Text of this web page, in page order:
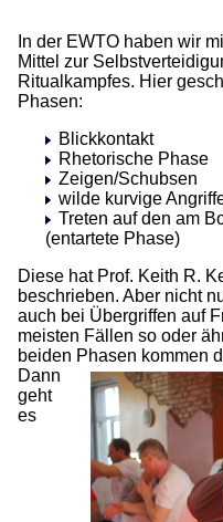
In der EWTO haben wir
Mittel zur
Ritualkampfes. Hier
Phasen:
Blickkontakt
Rhetorische Phase
Zeigen/Schubsen
wilde kurvige
Treten auf den am
(entartete Phase)
Diese hat Prof. Keith R.
beschrieben. Aber nicht
auch bei Übergriffen auf
meisten Fällen so oder
beiden Phasen kommen
Dann
geht
es